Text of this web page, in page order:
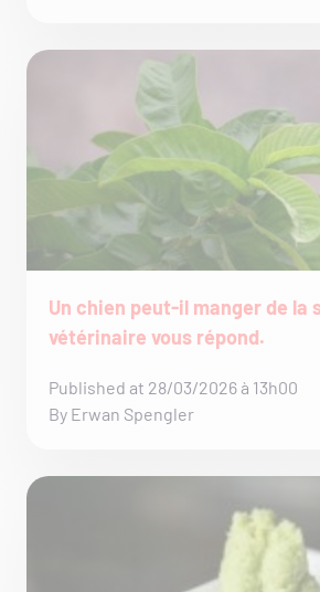
Un chien peut-il manger de la
vétérinaire vous répond.
Published at 28/03/2026 à 13h00
By Erwan Spengler